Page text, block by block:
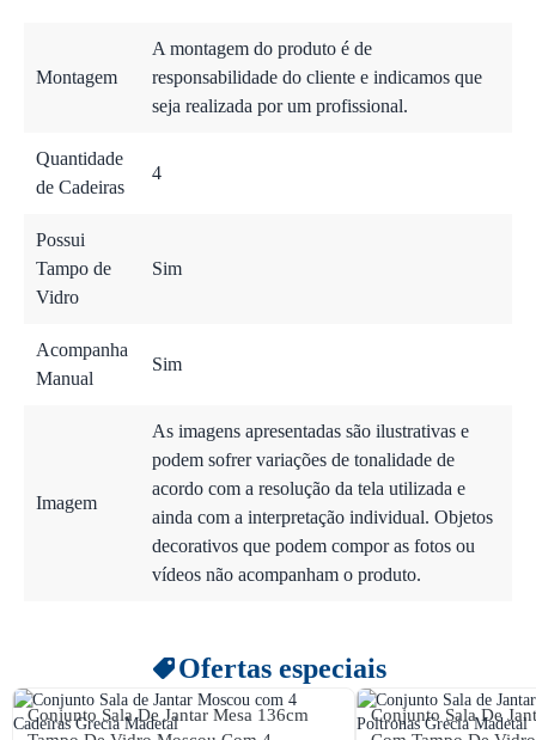
Montagem
A montagem do produto é de
responsabilidade do cliente e indicamos que
seja realizada por um profissional.
Quantidade
de Cadeiras
4
Possui
Tampo de
Vidro
Sim
Acompanha
Manual
Sim
Imagem
As imagens apresentadas são ilustrativas e
podem sofrer variações de tonalidade de
acordo com a resolução da tela utilizada e
ainda com a interpretação individual. Objetos
decorativos que podem compor as fotos ou
vídeos não acompanham o produto.
Ofertas especiais
Conjunto Sala De Jantar Mesa 136cm
Conjunto Sala De